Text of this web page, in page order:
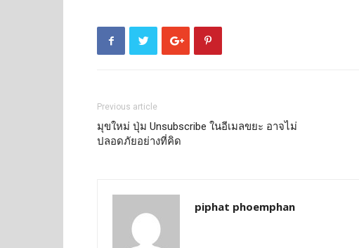
Previous article
มุขใหม่ ปุ่ม Unsubscribe ในอีเมลขยะ อาจไม่
ปลอดภัยอย่างที่คิด
piphat phoemphan